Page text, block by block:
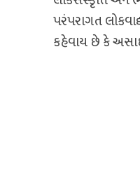
પરંપરાગત
કહેવાય છે કે